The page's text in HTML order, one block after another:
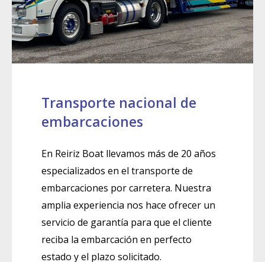
Transporte nacional de
embarcaciones
En Reiriz Boat llevamos más de 20 años
especializados en el transporte de
embarcaciones por carretera. Nuestra
amplia experiencia nos hace ofrecer un
servicio de garantía para que el cliente
reciba la embarcación en perfecto
estado y el plazo solicitado.